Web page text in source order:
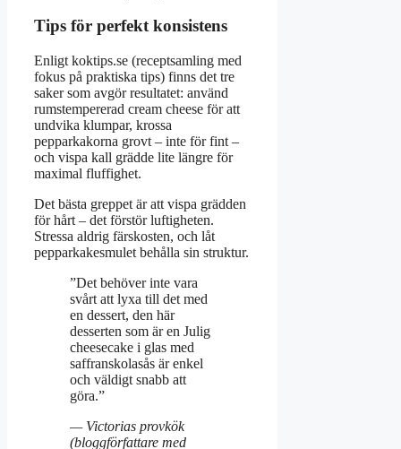
Tips för perfekt konsistens
Enligt koktips.se (receptsamling med
fokus på praktiska tips) finns det tre
saker som avgör resultatet: använd
rumstempererad cream cheese för att
undvika klumpar, krossa
pepparkakorna grovt – inte för fint –
och vispa kall grädde lite längre för
maximal fluffighet.
Det bästa greppet är att vispa grädden
för hårt – det förstör luftigheten.
Stressa aldrig färskosten, och låt
pepparkakesmulet behålla sin struktur.
”Det behöver inte vara
svårt att lyxa till det med
en dessert, den här
desserten som är en Julig
cheesecake i glas med
saffranskolasås är enkel
och väldigt snabb att
göra.”
— Victorias provkök
(bloggförfattare med